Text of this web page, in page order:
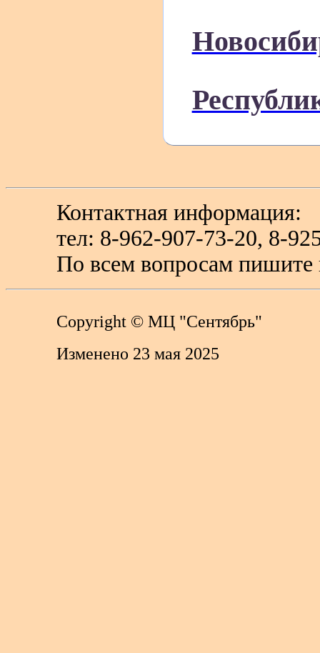
Контактная информация:
тел: 8-962-907-73-20, 8-
По всем вопросам
Copyright © МЦ "Сентябрь"
Изменено 23 мая 2025